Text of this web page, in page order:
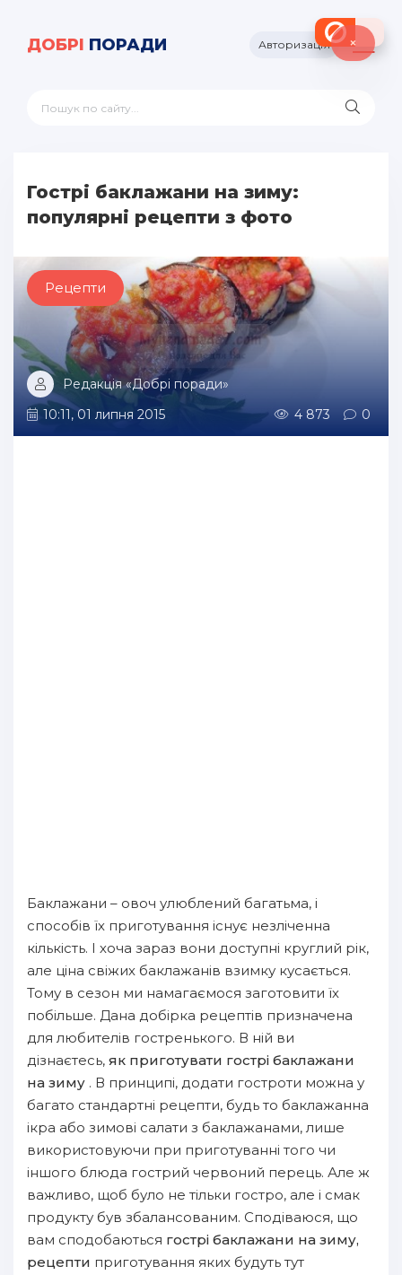
ДОБРІ ПОРАДИ Авторизація
Гострі баклажани на зиму:
популярні рецепти з фото
Рецепти
Редакція «Добрі поради»
10:11, 01 липня 2015
4 873 0
Баклажани – овоч улюблений багатьма, і
способів їх приготування існує незліченна
кількість. І хоча зараз вони доступні круглий рік,
але ціна свіжих баклажанів взимку кусається.
Тому в сезон ми намагаємося заготовити їх
побільше. Дана добірка рецептів призначена
для любителів гостренького. В ній ви
дізнаєтесь, як приготувати гострі баклажани
на зиму . В принципі, додати гостроти можна у
багато стандартні рецепти, будь то баклажанна
ікра або зимові салати з баклажанами, лише
використовуючи при приготуванні того чи
іншого блюда гострий червоний перець. Але ж
важливо, щоб було не тільки гостро, але і смак
продукту був збалансованим. Сподіваюся, що
вам сподобаються гострі баклажани на зиму,
рецепти приготування яких будуть тут
×